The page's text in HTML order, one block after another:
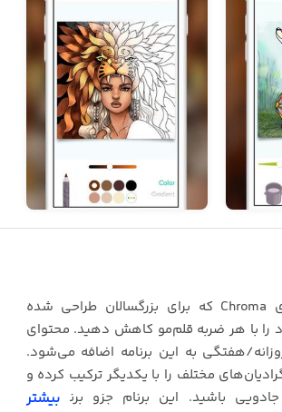
با دفتر رنگ‌آمیزی Chroma که برای بزرگسالان طراحی شده
با هر ضربه قلم‌مو کاهش دهید. محتوای
هفتگی به این برنامه اضافه می‌شود.
مختلف را با یکدیگر ترکیب کرده و
باشید. این برنام جزو برنامه‌های
بیشتر